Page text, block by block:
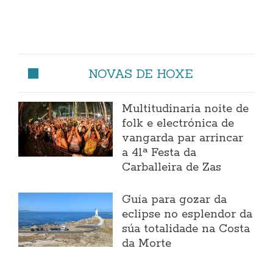
NOVAS DE HOXE
Multitudinaria noite de
folk e electrónica de
vangarda par arrincar
a 41ª Festa da
Carballeira de Zas
Guía para gozar da
eclipse no esplendor da
súa totalidade na Costa
da Morte